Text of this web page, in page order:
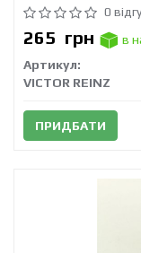
0
265 грн
в
Артикул:
VICTOR REINZ
ПРИДБАТИ